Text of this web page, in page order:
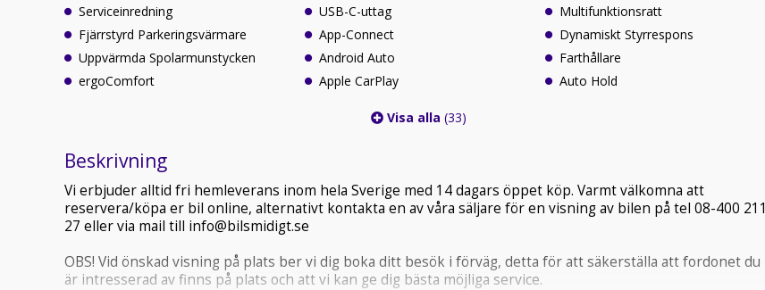
Serviceinredning
Fjärrstyrd Parkeringsvärmare
Uppvärmda Spolarmunstycken
ergoComfort
USB-C-uttag
App-Connect
Android Auto
Apple CarPlay
Multifunktionsratt
Dynamiskt Styrrespons
Farthållare
Auto Hold
Visa alla(33)
Beskrivning
Vi erbjuder alltid fri hemleverans inom hela Sverige med 14 dagars öppet köp. Varmt välkomna att
reservera/köpa er bil online, alternativt kontakta en av våra säljare för en visning av bilen på tel 08-400 211
27 eller via mail till info@bilsmidigt.se
OBS! Vid önskad visning på plats ber vi dig boka ditt besök i förväg, detta för att säkerställa att fordonet du
är intresserad av finns på plats och att vi kan ge dig bästa möjliga service.